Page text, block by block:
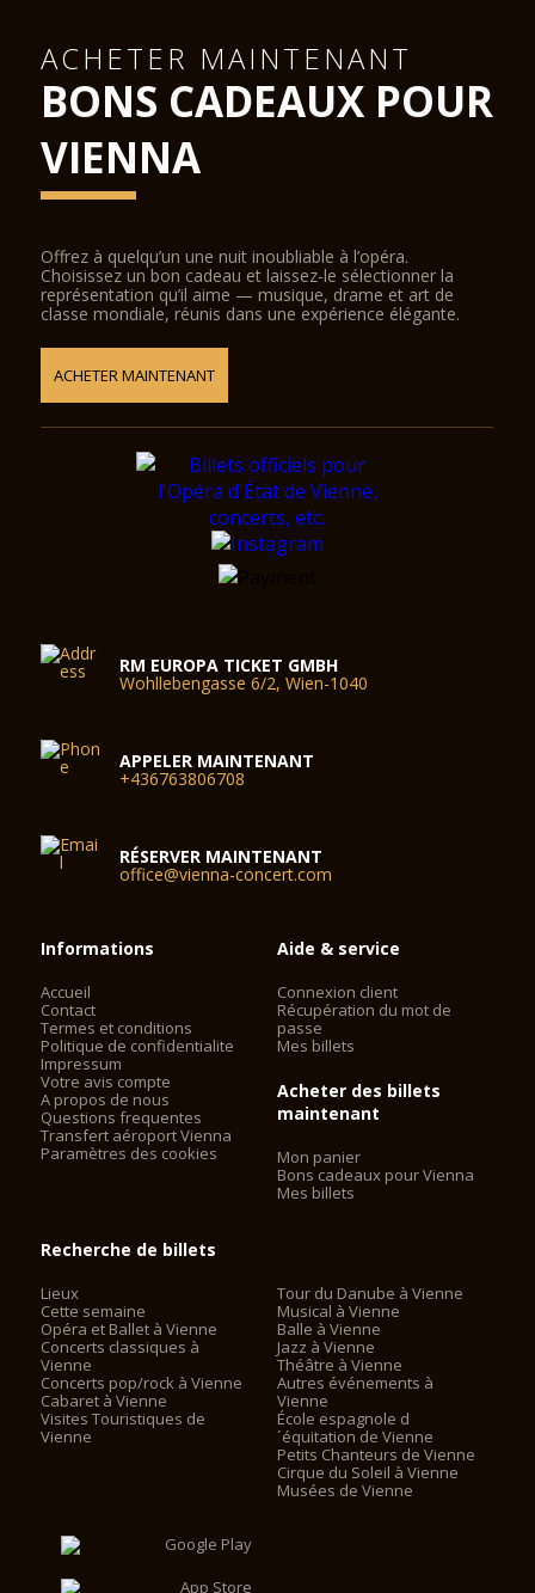
ACHETER MAINTENANT
BONS CADEAUX POUR
VIENNA
Offrez à quelqu’un une nuit inoubliable à l’opéra.
Choisissez un bon cadeau et laissez-le sélectionner la
représentation qu’il aime — musique, drame et art de
classe mondiale, réunis dans une expérience élégante.
ACHETER MAINTENANT
RM EUROPA TICKET GMBH
Wohllebengasse 6/2, Wien-1040
APPELER MAINTENANT
+436763806708
RÉSERVER MAINTENANT
office@vienna-concert.com
Informations
Accueil
Contact
Termes et conditions
Politique de confidentialite
Impressum
Votre avis compte
A propos de nous
Questions frequentes
Transfert aéroport Vienna
Paramètres des cookies
Aide & service
Connexion client
Récupération du mot de
passe
Mes billets
Acheter des billets
maintenant
Mon panier
Bons cadeaux pour Vienna
Mes billets
Recherche de billets
Lieux
Cette semaine
Opéra et Ballet à Vienne
Concerts classiques à
Vienne
Concerts pop/rock à Vienne
Cabaret à Vienne
Visites Touristiques de
Vienne
Tour du Danube à Vienne
Musical à Vienne
Balle à Vienne
Jazz à Vienne
Théâtre à Vienne
Autres événements à
Vienne
École espagnole d
´équitation de Vienne
Petits Chanteurs de Vienne
Cirque du Soleil à Vienne
Musées de Vienne